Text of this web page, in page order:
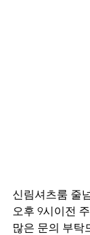
신림셔츠룸 줄
오후 9시이전
많은 문의 부탁